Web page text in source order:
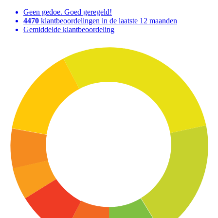
Geen gedoe. Goed geregeld!
4470 klantbeoordelingen in de laatste 12 maanden
Gemiddelde klantbeoordeling